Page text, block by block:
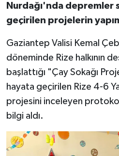
Nurdağı'nda depremler
geçirilen projelerin
Gaziantep Valisi Kemal
döneminde Rize halkının
başlattığı "Çay Sokağı
hayata geçirilen Rize 4-6
projesini inceleyen
bilgi aldı.